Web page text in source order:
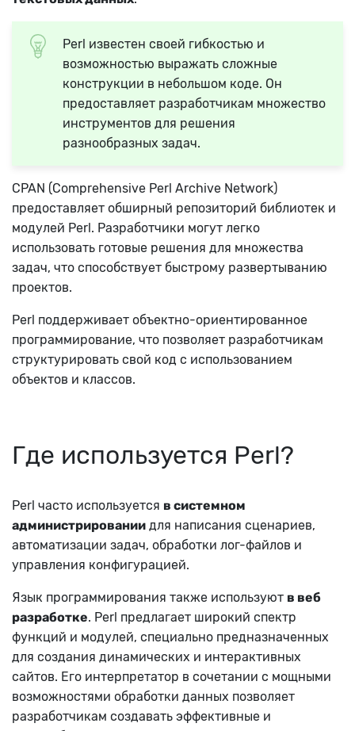
Perl известен своей гибкостью и
возможностью выражать сложные
конструкции в небольшом коде. Он
предоставляет разработчикам множество
инструментов для решения
разнообразных задач.
CPAN (Comprehensive Perl Archive Network)
предоставляет обширный репозиторий библиотек и
модулей Perl. Разработчики могут легко
использовать готовые решения для множества
задач, что способствует быстрому развертыванию
проектов.
Perl поддерживает объектно-ориентированное
программирование, что позволяет разработчикам
структурировать свой код с использованием
объектов и классов.
Где используется Perl?
Perl часто используется в системном
администрировании для написания сценариев,
автоматизации задач, обработки лог-файлов и
управления конфигурацией.
Язык программирования также используют в веб
разработке. Perl предлагает широкий спектр
функций и модулей, специально предназначенных
для создания динамических и интерактивных
сайтов. Его интерпретатор в сочетании с мощными
возможностями обработки данных позволяет
разработчикам создавать эффективные и